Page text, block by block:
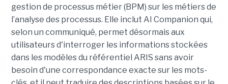
gestion de processus métier (BPM) sur les métiers de
l’analyse des processus. Elle inclut AI Companion qui,
selon un communiqué, permet désormais aux
utilisateurs d'interroger les informations stockées
dans les modèles du référentiel ARIS sans avoir
besoin d'une correspondance exacte sur les mots-